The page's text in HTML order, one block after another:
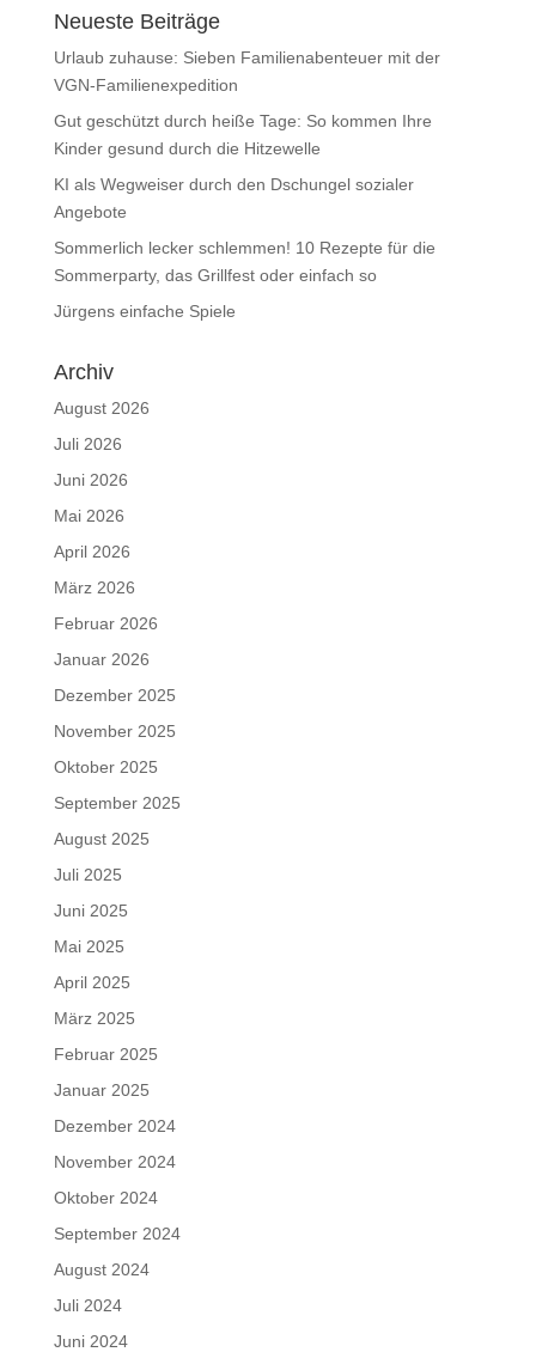
Neueste Beiträge
Urlaub zuhause: Sieben Familienabenteuer mit der
VGN-Familienexpedition
Gut geschützt durch heiße Tage: So kommen Ihre
Kinder gesund durch die Hitzewelle
KI als Wegweiser durch den Dschungel sozialer
Angebote
Sommerlich lecker schlemmen! 10 Rezepte für die
Sommerparty, das Grillfest oder einfach so
Jürgens einfache Spiele
Archiv
August 2026
Juli 2026
Juni 2026
Mai 2026
April 2026
März 2026
Februar 2026
Januar 2026
Dezember 2025
November 2025
Oktober 2025
September 2025
August 2025
Juli 2025
Juni 2025
Mai 2025
April 2025
März 2025
Februar 2025
Januar 2025
Dezember 2024
November 2024
Oktober 2024
September 2024
August 2024
Juli 2024
Juni 2024